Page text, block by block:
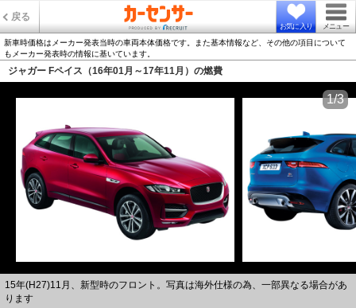
戻る
お気に入り メニュー
新車時価格はメーカー発表当時の車両本体価格です。また基本情報など、その他の項目について
もメーカー発表時の情報に基いています。
ジャガー Fペイス（16年01月～17年11月）の燃費
15年(H27)11月、新型時のフロント。写真は海外仕様の為、一部異なる場合があ
ります
1/3